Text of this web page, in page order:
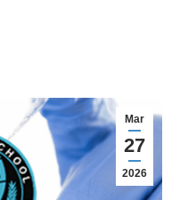
Mar
27
2026